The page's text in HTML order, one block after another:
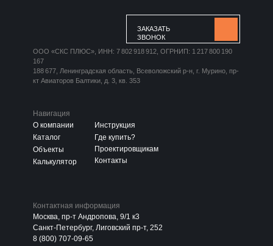
Навигация
О компании
Каталог
Объекты
Калькулятор
Инструкция
Где купить?
Проектировщикам
Контакты
Контактная информация
Москва, пр-т Андропова, 9/1 к3
Санкт-Петербург, Лиговский пр-т, 252
8 (800) 707-09-65
ЗАКАЗАТЬ
ЗВОНОК
ООО «СКС ПЛЮС», ИНН: 7 802 918 912, ОГРНИП: 1 217 800 190
167
188 677, Ленинградская область, Всеволожский р-н, г. Мурино, пр-
кт Авиаторов Балтики, д. 3, кв. 353